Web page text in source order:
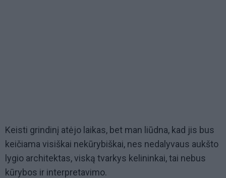
Keisti grindinį atėjo laikas, bet man liūdna, kad jis bus
keičiama visiškai nekūrybiškai, nes nedalyvaus aukšto
lygio architektas, viską tvarkys kelininkai, tai nebus
kūrybos ir interpretavimo.